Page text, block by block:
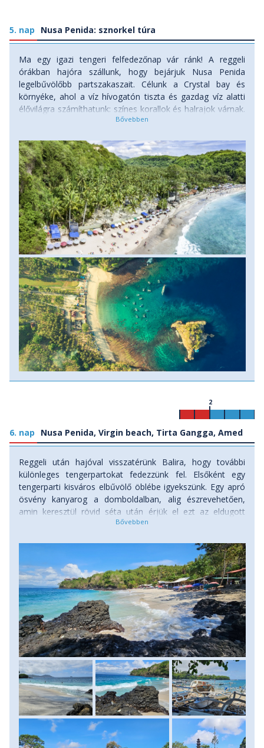
5. nap Nusa Penida: sznorkel túra
Ma egy igazi tengeri felfedezőnap vár ránk! A reggeli
órákban hajóra szállunk, hogy bejárjuk Nusa Penida
legelbűvölőbb partszakaszait. Célunk a Crystal bay és
környéke, ahol a víz hívogatón tiszta és gazdag víz alatti
élővilágra számíthatunk: színes korallok és halrajok várnak.
De a színpompás halrajok mellett, ha a szerencse is
manta rájákkal is összefuthatunk. A sznorkelezés fél napos
program, a délutánt szabadprogram keretében tölthetjük:
elmehetünk egy lazító masszázsra, vagy a szállásunk
környékén a jobbnál jobb éttermek, kávézók ajánlataiból
válogathatunk. Szállás: hotel, ellátás: reggeli.
6. nap Nusa Penida, Virgin beach, Tirta Gangga, Amed
2
Reggeli után hajóval visszatérünk Balira, hogy további
különleges tengerpartokat fedezzünk fel. Elsőként egy
tengerparti kisváros elbűvölő öblébe igyekszünk. Egy apró
ösvény kanyarog a domboldalban, alig észrevehetően,
amin keresztül rövid séta után érjük el ezt az eldugott
strandot, ahol a fehér homok és a türkiz víz egyből
menti warungok egyikében pedig ebédelni is tudunk. Innen
tovább indulunk és a Gangeszról elnevezett korábbi királyi
palotát, a Tirta Gangga vízi szentélyt látogatjuk meg. A
központi, lépcsőzetes szökőkút előtti medencébe épített
oszlopokon lépdelve olyan érzés, mintha a vízen járnál.
Innen látványos, pálmafákkal és rizsföldekkel övezett út
vezet Amedbe, ahol a késő délutáni órákban foglaljuk el
tengerparti szállásunkat, hogy egy első napnyugtát is
megcsodálhassunk a fenséges Agung vulkánnal a
háttérben. Szállás: hotel, ellátás: reggeli.